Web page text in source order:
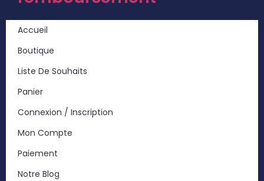
Accueil
Boutique
Liste De Souhaits
Panier
Connexion / Inscription
Mon Compte
Paiement
Notre Blog